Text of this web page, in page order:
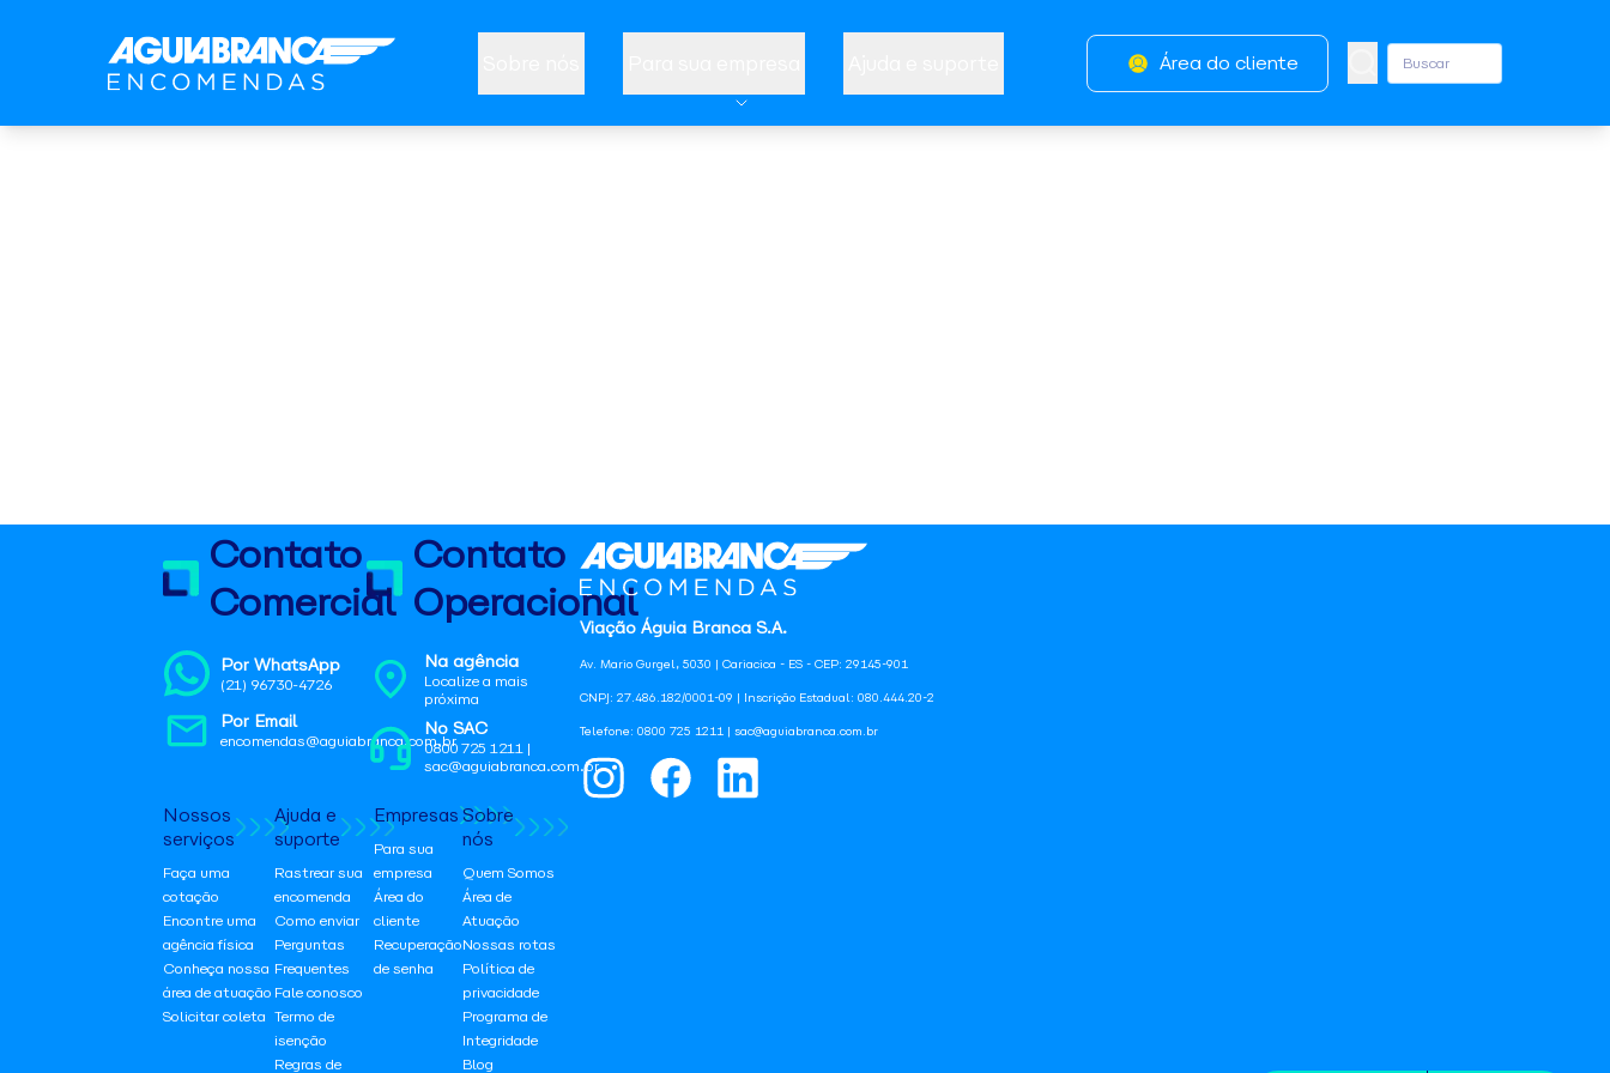
Área do cliente
Viação Águia Branca S.A.
Av. Mario Gurgel, 5030 | Cariacica - ES - CEP: 29145-901
CNPJ: 27.486.182/0001-09 | Inscrição Estadual: 080.444.20-2
Telefone: 0800 725 1211 | sac@aguiabranca.com.br
Contato
Comercial
Por WhatsApp
(21) 96730-4726
Por Email
encomendas@aguiabranca.com.br
Contato
Operacional
Na agência
Localize a mais
próxima
No SAC
0800 725 1211 |
sac@aguiabranca.com.br
Nossos
serviços
Faça uma
cotação
Encontre uma
agência física
Conheça nossa
área de atuação
Solicitar coleta
Ajuda e
suporte
Rastrear sua
encomenda
Como enviar
Perguntas
Frequentes
Fale conosco
Termo de
isenção
Regras de
Empresas
Para sua
empresa
Área do
cliente
Recuperação
de senha
Sobre
nós
Quem Somos
Área de
Atuação
Nossas rotas
Política de
privacidade
Programa de
Integridade
Blog